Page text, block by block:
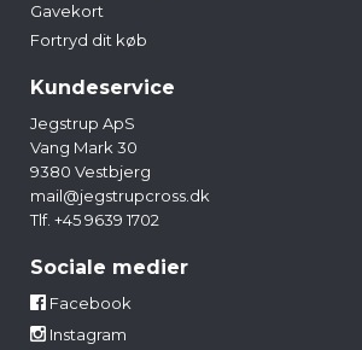
Gavekort
Fortryd dit køb
Kundeservice
Jegstrup ApS
Vang Mark 30
9380 Vestbjerg
mail@jegstrupcross.dk
Tlf. +45 9639 1702
Sociale medier
Facebook
Instagram